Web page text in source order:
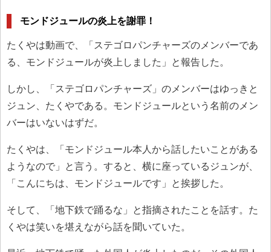
モンドジュールの炎上を謝罪！
たくやは動画で、「ステゴロパンチャーズのメンバーであ
る、モンドジュールが炎上しました」と報告した。
しかし、「ステゴロパンチャーズ」のメンバーはゆっきと
ジュン、たくやである。モンドジュールという名前のメン
バーはいないはずだ。
たくやは、「モンドジュール本人から話したいことがある
ようなので」と言う。すると、横に座っているジュンが、
「こんにちは、モンドジュールです」と挨拶した。
そして、「地下鉄で踊るな」と指摘されたことを話す。た
くやは笑いを堪えながら話を聞いていた。